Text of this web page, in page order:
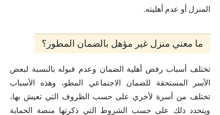
المنزل أو عدم أهليته.
ما معني منزل غير مؤهل بالضمان المطور؟
تختلف أسباب رفض أهلية الضمان وعدم قبوله بالنسبة لبعض
الأسر المستحقة للضمان الاجتماعي المطو، وهذه الأسباب
تختلف من أسرة لأخري على حسب الظروف التي تعيش بها،
ويتحدد ذلك على حسب الشروط التي ذكرتها منصة الحماية